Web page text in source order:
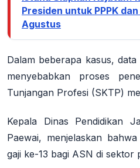
Presiden untuk PPPK
Agustus
Dalam beberapa kasus,
menyebabkan proses
Tunjangan Profesi (SKTP)
Kepala Dinas Pendidikan
Paewai, menjelaskan
gaji ke-13 bagi ASN di sektor